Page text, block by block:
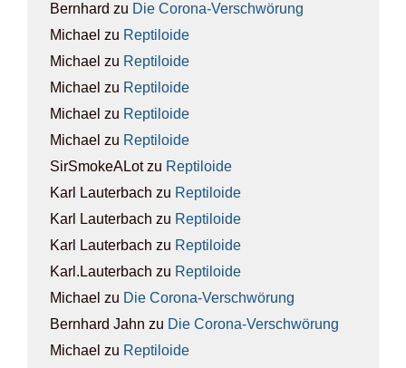
Bernhard zu Die Coro­na-Ver­schwö­rung
Michael zu Rep­ti­lo­ide
Michael zu Rep­ti­lo­ide
Michael zu Rep­ti­lo­ide
Michael zu Rep­ti­lo­ide
Michael zu Rep­ti­lo­ide
SirSmokeALotzu Rep­ti­lo­ide
Karl Lauterbach zu Rep­ti­lo­ide
Karl Lauterbach zu Rep­ti­lo­ide
Karl Lauterbach zu Rep­ti­lo­ide
Karl.Lauterbach zu Rep­ti­lo­ide
Michael zu Die Coro­na-Ver­schwö­rung
Bernhard Jahn zu Die Coro­na-Ver­schwö­rung
Michael zu Rep­ti­lo­ide